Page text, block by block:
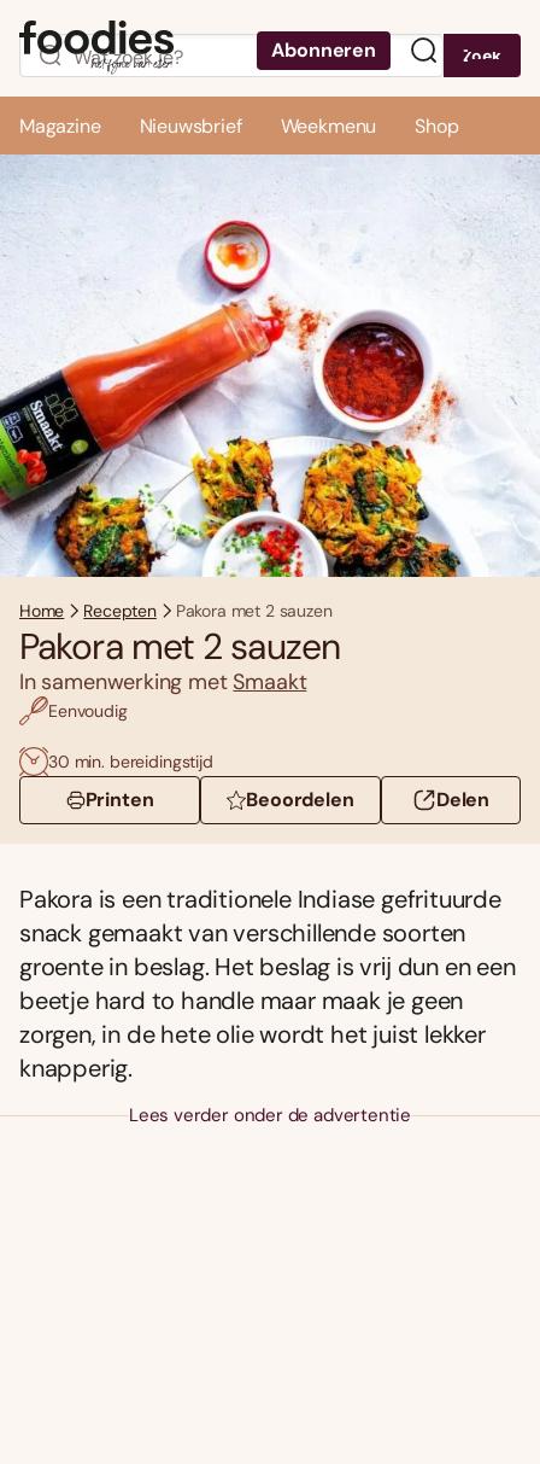
Abonneren Zoek
Magazine Nieuwsbrief Weekmenu Shop
Home Recepten Pakora met 2 sauzen
Pakora met 2 sauzen
In samenwerking met Smaakt
Eenvoudig
30 min. bereidingstijd
Printen Beoordelen Delen
Pakora is een traditionele Indiase gefrituurde
snack gemaakt van verschillende soorten
groente in beslag. Het beslag is vrĳ dun en een
beetje hard to handle maar maak je geen
zorgen, in de hete olie wordt het juist lekker
knapperig.
Lees verder onder de advertentie